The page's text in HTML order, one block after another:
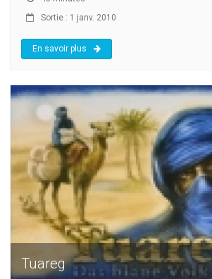
Sortie : 1 janv. 2010
En savoir plus
Tuareg